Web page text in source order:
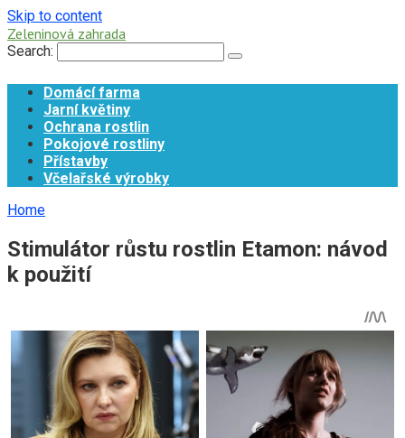
Skip to content
Zeleninová zahrada
Search:
Domácí farma
Jarní květiny
Ochrana rostlin
Pokojové rostliny
Přístavby
Včelařské výrobky
Home
Stimulátor růstu rostlin Etamon: návod
k použití